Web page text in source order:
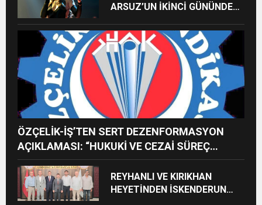
ARSUZ’UN İKİNCİ GÜNÜNDE
ALACAK
ÖZÇELİK-İŞ’TEN SERT DEZENFORMASYON
AÇIKLAMASI: “HUKUKİ VE CEZAİ SÜREÇ
BAŞLATILDI”
REYHANLI VE KIRIKHAN
HEYETİNDEN İSKENDERUN